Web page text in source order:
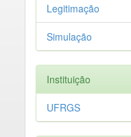
Legitimação
Simulação
Instituição
UFRGS